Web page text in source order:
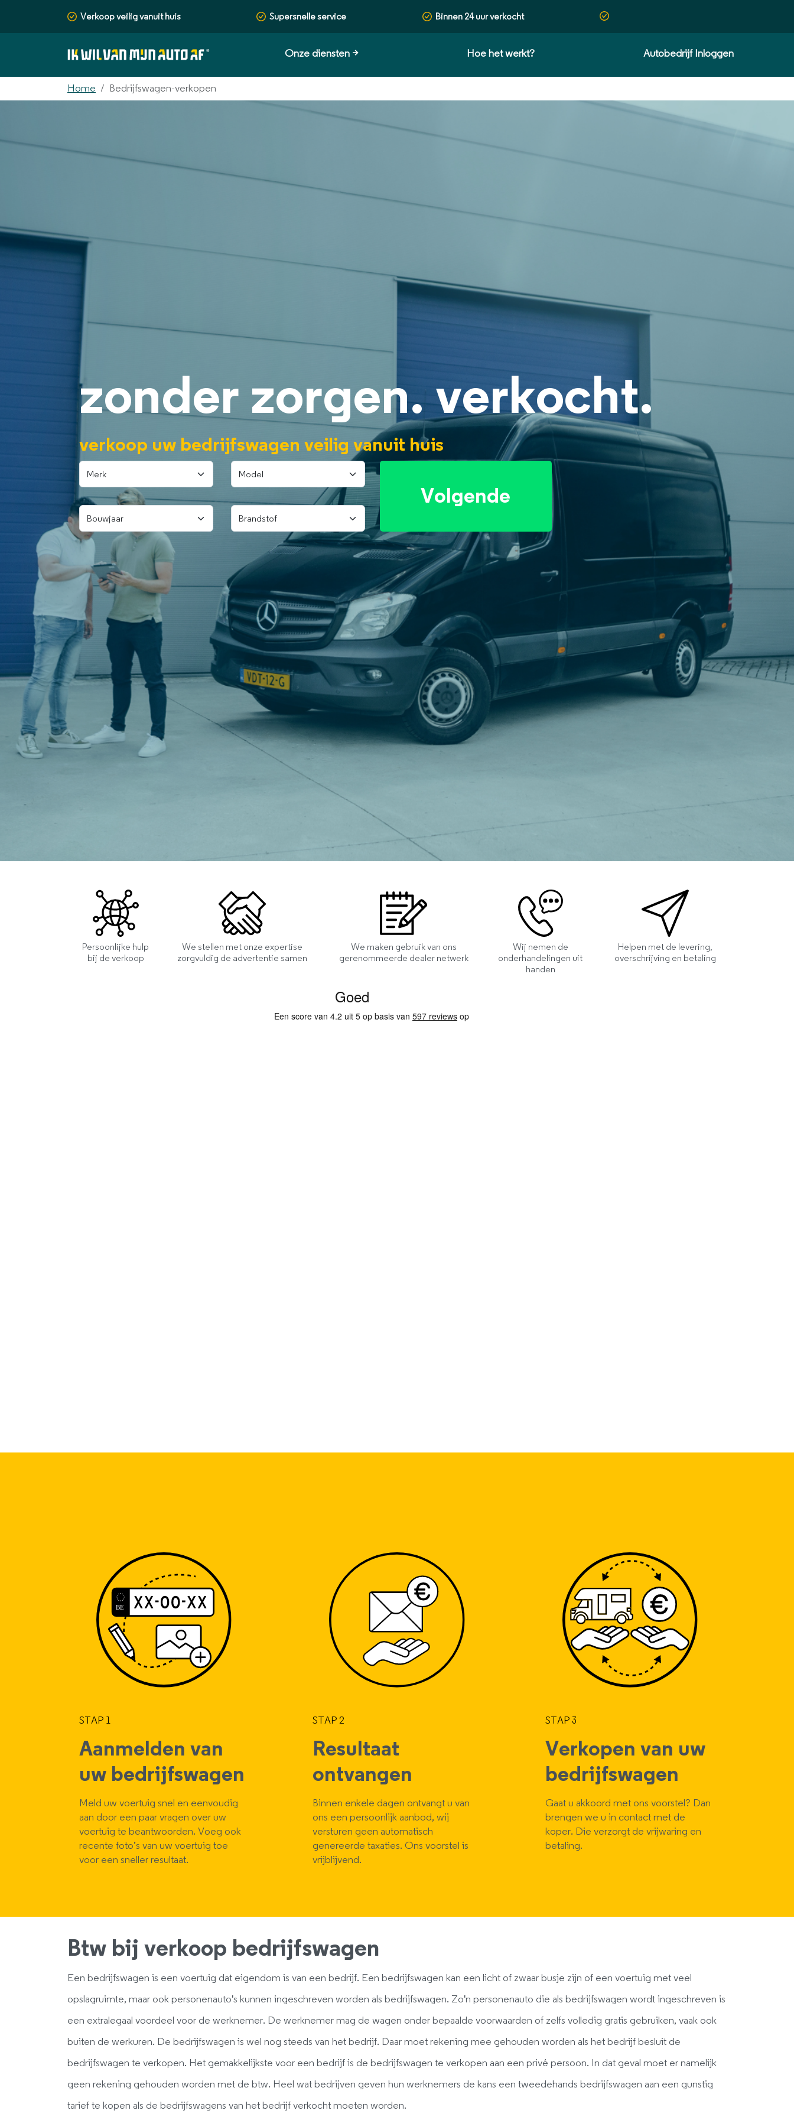
Verkoop veilig vanuit huis Supersnelle service Binnen 24 uur verkocht
Onze diensten > Hoe het werkt? Autobedrijf Inloggen
Home Bedrijfswagen-verkopen
zonder zorgen. verkocht.
verkoop uw bedrijfswagen veilig vanuit huis
Persoonlijke hulp
bij de verkoop
We stellen met onze expertise
zorgvuldig de advertentie samen
We maken gebruik van ons
gerenommeerde dealer netwerk
Wij nemen de
onderhandelingen uit
handen
Helpen met de levering,
overschrijving en betaling
STAP 1
Aanmelden van
uw bedrijfswagen
Meld uw voertuig snel en eenvoudig
aan door een paar vragen over uw
voertuig te beantwoorden. Voeg ook
recente foto’s van uw voertuig toe
voor een sneller resultaat.
STAP 2
Resultaat
ontvangen
Binnen enkele dagen ontvangt u van
ons een persoonlijk aanbod, wij
versturen geen automatisch
genereerde taxaties. Ons voorstel is
vrijblijvend.
STAP 3
Verkopen van uw
bedrijfswagen
Gaat u akkoord met ons voorstel? Dan
brengen we u in contact met de
koper. Die verzorgt de vrijwaring en
betaling.
Btw bij verkoop bedrijfswagen
Een bedrijfswagen is een voertuig dat eigendom is van een bedrijf. Een bedrijfswagen kan een licht of zwaar busje zijn of een voertuig met veel
opslagruimte, maar ook personenauto's kunnen ingeschreven worden als bedrijfswagen. Zo'n personenauto die als bedrijfswagen wordt ingeschreven is
een extralegaal voordeel voor de werknemer. De werknemer mag de wagen onder bepaalde voorwaarden of zelfs volledig gratis gebruiken, vaak ook
buiten de werkuren. De bedrijfswagen is wel nog steeds van het bedrijf. Daar moet rekening mee gehouden worden als het bedrijf besluit de
bedrijfswagen te verkopen. Het gemakkelijkste voor een bedrijf is de bedrijfswagen te verkopen aan een privé persoon. In dat geval moet er namelijk
geen rekening gehouden worden met de btw. Heel wat bedrijven geven hun werknemers de kans een tweedehands bedrijfswagen aan een gunstig
tarief te kopen als de bedrijfswagens van het bedrijf verkocht moeten worden.